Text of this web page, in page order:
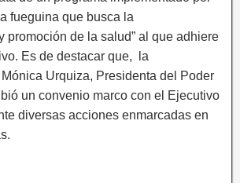
fueguina que busca la
promoción de la salud” al que adhiere
Es de destacar que, la
Urquiza, Presidenta del Poder
un convenio marco con el Ejecutivo
diversas acciones enmarcadas en